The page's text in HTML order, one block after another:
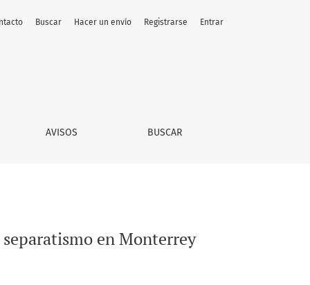
AVISOS BUSCAR
Buscar Hacer un envío Registrarse Entrar
en Monterrey